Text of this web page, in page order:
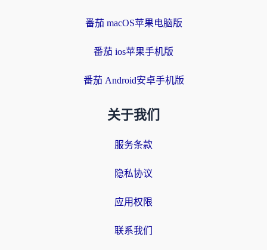
番茄 macOS苹果电脑版
番茄 ios苹果手机版
番茄 Android安卓手机版
关于我们
服务条款
隐私协议
应用权限
联系我们